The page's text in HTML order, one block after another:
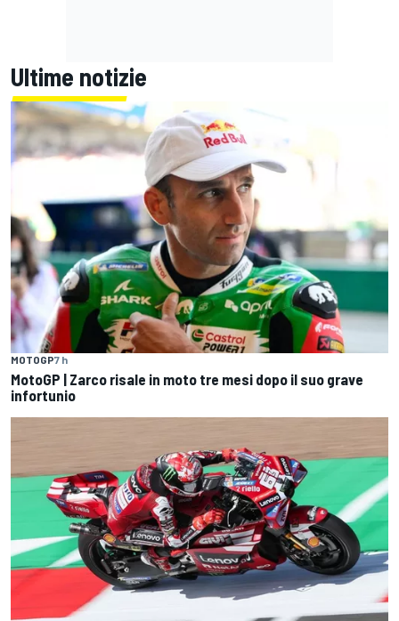
Ultime notizie
MOTOGP7 h
MotoGP | Zarco risale in moto tre mesi dopo il suo grave
infortunio